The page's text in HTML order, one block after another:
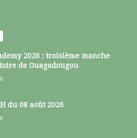
2026 : troisième manche
de Ouagadougou
du 08 août 2026